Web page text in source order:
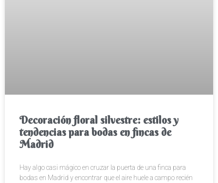
Decoración floral silvestre: estilos y
tendencias para bodas en fincas de
Madrid
Hay algo casi mágico en cruzar la puerta de una finca para
bodas en Madrid y encontrar que el aire huele a campo recién